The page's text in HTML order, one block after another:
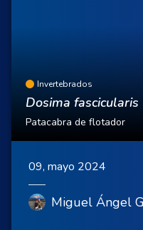
Invertebrados
Dosima fascicularis
Patacabra de flotador
09, mayo 2024
Miguel Ángel